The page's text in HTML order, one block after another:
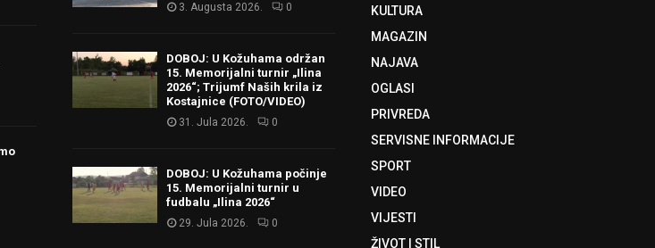
3. Augusta 2026. 0
DOBOJ: U Kožuhama održan
15. Memorijalni turnir „Ilina
2026“; Trijumf Naših krila iz
Kostajnice (FOTO/VIDEO)
31. Jula 2026. 0
DOBOJ: U Kožuhama počinje
15. Memorijalni turnir u
fudbalu „Ilina 2026“
29. Jula 2026. 0
KULTURA
MAGAZIN
NAJAVA
OGLASI
PRIVREDA
SERVISNE INFORMACIJE
SPORT
VIDEO
VIJESTI
ŽIVOT I STIL